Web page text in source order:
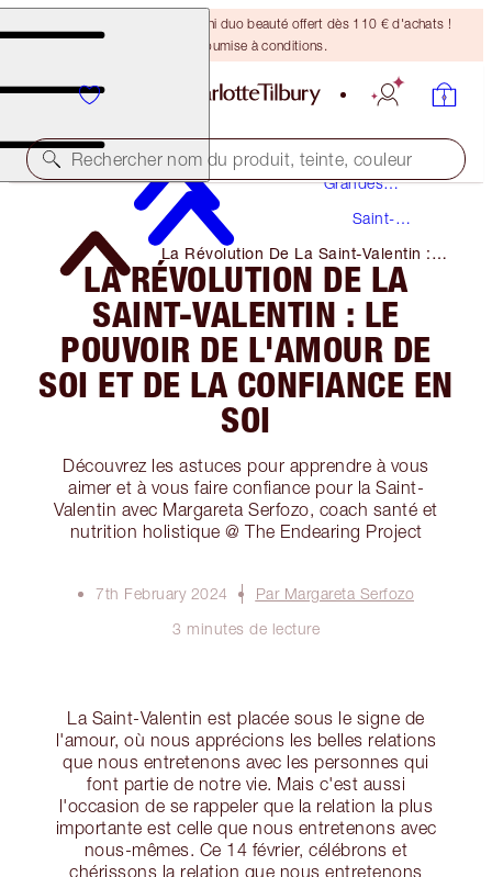
DERNIÈRE CHANCE ! Un mini duo beauté offert dès 110 € d'achats !
Offre soumise à conditions.
Rechercher nom du produit, teinte, couleur
Grandes
Saint-
La Révolution De La Saint-Valentin :
Le Pouvoir De L'amour De Soi Et De
La Confiance En Soi
LA RÉVOLUTION DE LA
SAINT-VALENTIN : LE
POUVOIR DE L'AMOUR DE
SOI ET DE LA CONFIANCE EN
SOI
Découvrez les astuces pour apprendre à vous
aimer et à vous faire confiance pour la Saint-
Valentin avec Margareta Serfozo, coach santé et
nutrition holistique @ The Endearing Project
7th February 2024
Par Margareta Serfozo
3 minutes de lecture
La Saint-Valentin est placée sous le signe de
l'amour, où nous apprécions les belles relations
que nous entretenons avec les personnes qui
font partie de notre vie. Mais c'est aussi
l'occasion de se rappeler que la relation la plus
importante est celle que nous entretenons avec
nous-mêmes. Ce 14 février, célébrons et
chérissons la relation que nous entretenons